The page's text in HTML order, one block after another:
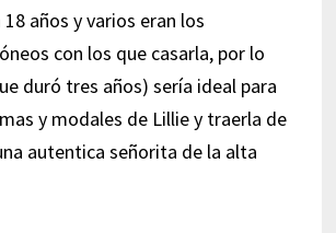
años y varios eran los
con los que casarla, por lo
duró tres años) sería ideal para
y modales de Lillie y traerla de
autentica señorita de la alta